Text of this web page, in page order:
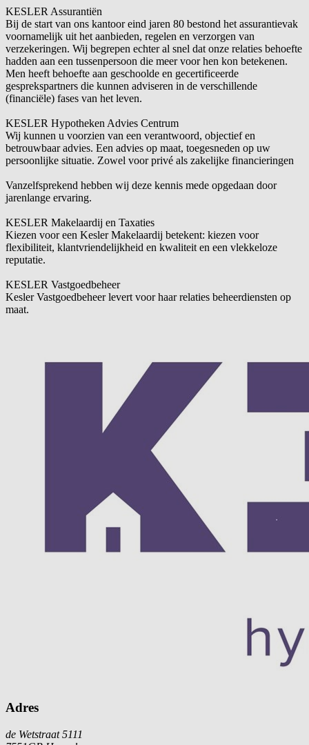
KESLER Assurantiën
Bij de start van ons kantoor eind jaren 80 bestond het assurantievak
voornamelijk uit het aanbieden, regelen en verzorgen van
verzekeringen. Wij begrepen echter al snel dat onze relaties behoefte
hadden aan een tussenpersoon die meer voor hen kon betekenen.
Men heeft behoefte aan geschoolde en gecertificeerde
gesprekspartners die kunnen adviseren in de verschillende
(financiële) fases van het leven.
KESLER Hypotheken Advies Centrum
Wij kunnen u voorzien van een verantwoord, objectief en
betrouwbaar advies. Een advies op maat, toegesneden op uw
persoonlijke situatie. Zowel voor privé als zakelijke financieringen
Vanzelfsprekend hebben wij deze kennis mede opgedaan door
jarenlange ervaring.
KESLER Makelaardij en Taxaties
Kiezen voor een Kesler Makelaardij betekent: kiezen voor
flexibiliteit, klantvriendelijkheid en kwaliteit en een vlekkeloze
reputatie.
KESLER Vastgoedbeheer
Kesler Vastgoedbeheer levert voor haar relaties beheerdiensten op
maat.
Adres
de Wetstraat 5111